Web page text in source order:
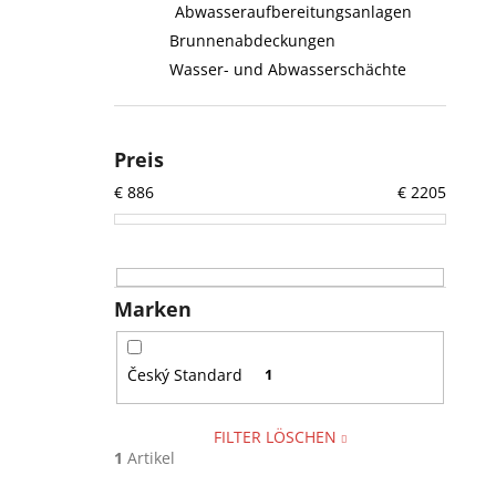
Abwasseraufbereitungsanlagen
Brunnenabdeckungen
Wasser- und Abwasserschächte
Preis
€ 886 € 2205
Marken
Český Standard 1
FILTER LÖSCHEN
1 Artikel